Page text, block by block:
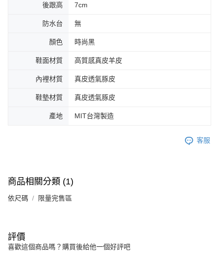
後跟高 7cm
防水台 無
顏色 時尚黑
鞋面材質 高質感真皮羊皮
內裡材質 真皮透氣豚皮
鞋墊材質 真皮透氣豚皮
產地 MIT台灣製造
客服
商品相關分類 (1)
依尺碼 限量完售區
評價
喜歡這個商品嗎？購買後給他一個好評吧